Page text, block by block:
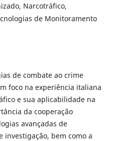
Narcotráfico,
de Monitoramento
de combate ao crime
foco na experiência italiana
e sua aplicabilidade na
da cooperação
avançadas de
bem como a